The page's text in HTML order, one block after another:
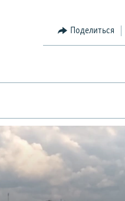
Поделиться